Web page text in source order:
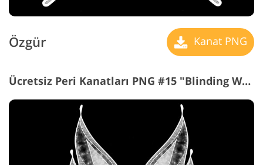
Özgür Kanat PNG
Ücretsiz Peri Kanatları PNG #15 "Blinding White"